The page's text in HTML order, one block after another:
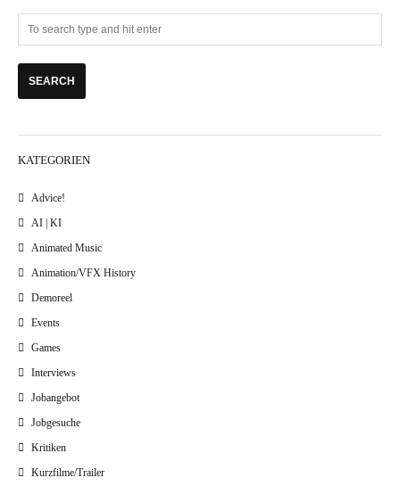
KATEGORIEN
Advice!
AI | KI
Animated Music
Animation/VFX History
Demoreel
Events
Games
Interviews
Jobangebot
Jobgesuche
Kritiken
Kurzfilme/Trailer